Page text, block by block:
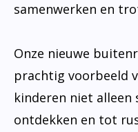
samenwerken en
Onze nieuwe
prachtig voorbeeld
kinderen niet alleen
ontdekken en tot